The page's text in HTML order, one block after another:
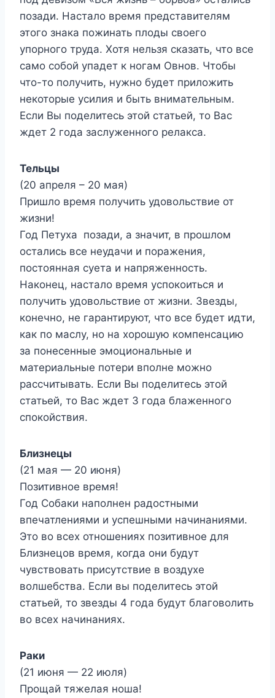
позади. Настало время представителям
этого знака пожинать плоды своего
упорного труда. Хотя нельзя сказать, что все
само собой упадет к ногам Овнов. Чтобы
что-то получить, нужно будет приложить
некоторые усилия и быть внимательным.
Если Вы поделитесь этой статьей, то Вас
ждет 2 года заслуженного релакса.
Тельцы
(20 апреля – 20 мая)
Пришло время получить удовольствие от
жизни!
Год Петуха позади, а значит, в прошлом
остались все неудачи и поражения,
постоянная суета и напряженность.
Наконец, настало время успокоиться и
получить удовольствие от жизни. Звезды,
конечно, не гарантируют, что все будет идти,
как по маслу, но на хорошую компенсацию
за понесенные эмоциональные и
материальные потери вполне можно
рассчитывать. Если Вы поделитесь этой
статьей, то Вас ждет 3 года блаженного
спокойствия.
Близнецы
(21 мая — 20 июня)
Позитивное время!
Год Собаки наполнен радостными
впечатлениями и успешными начинаниями.
Это во всех отношениях позитивное для
Близнецов время, когда они будут
чувствовать присутствие в воздухе
волшебства. Если вы поделитесь этой
статьей, то звезды 4 года будут благоволить
во всех начинаниях.
Раки
(21 июня — 22 июля)
Прощай тяжелая ноша!